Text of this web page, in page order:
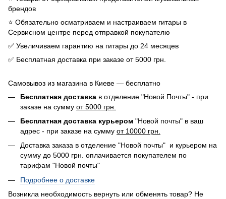
брендов
⭐️ Обязательно осматриваем и настраиваем гитары в
Сервисном центре перед отправкой покупателю
✅ Увеличиваем гарантию на гитары до 24 месяцев
✅ Бесплатная доставка при заказе от 5000 грн.
Самовывоз из магазина в Киеве — бесплатно
Бесплатная доставка в отделение "Новой Почты" - при
заказе на сумму от 5000 грн.
Бесплатная доставка курьером "Новой почты" в ваш
адрес - при заказе на сумму от 10000 грн.
Доставка заказа в отделение "Новой почты" и курьером на
сумму до 5000 грн. оплачивается покупателем по
тарифам "Новой почты"
Подробнее о доставке
Возникла необходимость вернуть или обменять товар? Не